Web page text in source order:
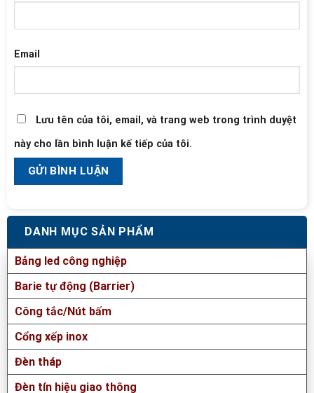
Email
Lưu tên của tôi, email, và trang web trong trình duyệt
này cho lần bình luận kế tiếp của tôi.
DANH MỤC SẢN PHẨM
Bảng led công nghiệp
Barie tự động (Barrier)
Công tắc/Nút bấm
Cổng xếp inox
Đèn tháp
Đèn tín hiệu giao thông